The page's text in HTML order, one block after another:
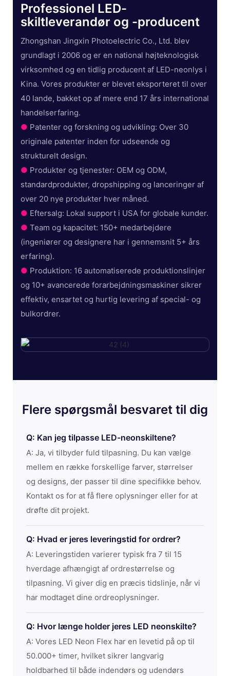
Professionel LED-
skiltleverandør og -producent
Zhongshan Jingxin Photoelectric Co., Ltd. blev
grundlagt i 2006 og er en national højteknologisk
virksomhed og en tidlig producent af LED-neonlys i
Kina. Vores produkter er blevet eksporteret til over
40 lande, bakket op af mere end 17 års international
handelserfaring.
● Patenter og forskning og udvikling: Over 30
originale patenter inden for udseende og
strukturelt design.
● Produkter og tjenester: OEM og ODM,
standardprodukter, dropshipping og lanceringer af
over 20 nye produkter hver måned.
● Eftersalg: Lokal support i USA for globale kunder.
● Team og kapacitet: 150+ medarbejdere
(ingeniører og designere har i gennemsnit 5+ års
erfaring).
● Produktion: 16 automatiserede produktionslinjer
og 10+ avancerede forarbejdningsmaskiner sikrer
effektiv, ensartet og hurtig levering af special- og
bulkordrer.
Flere spørgsmål besvaret til dig
Q: Kan jeg tilpasse LED-neonskiltene?
A: Ja, vi tilbyder fuld tilpasning. Du kan vælge
mellem en række forskellige farver, størrelser
og designs, der passer til dine specifikke behov.
Kontakt os for at få flere oplysninger eller for at
drøfte dit projekt.
Q: Hvad er jeres leveringstid for ordrer?
A: Leveringstiden varierer typisk fra 7 til 15
hverdage afhængigt af ordrestørrelse og
tilpasning. Vi giver dig en præcis tidslinje, når vi
har modtaget dine ordreoplysninger.
Q: Hvor længe holder jeres LED neonskilte?
A: Vores LED Neon Flex har en levetid på op til
50.000+ timer, hvilket sikrer langvarig
holdbarhed til både indendørs og udendørs